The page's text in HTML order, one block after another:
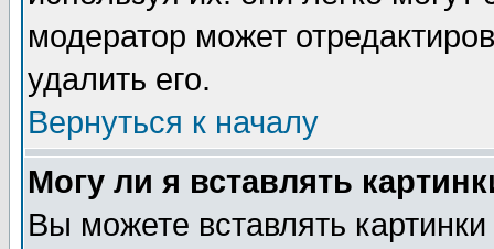
модератор может
удалить его.
Вернуться к началу
Могу ли я вставлять
Вы можете вставлять